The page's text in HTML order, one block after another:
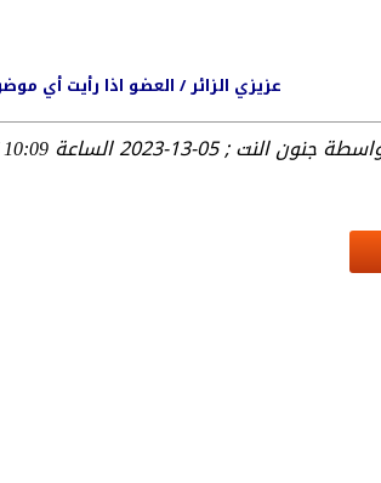
عزيزي الزائر / العضو اذا رأيت أي
النت ; 05-13-2023 الساعة 10:09 AM